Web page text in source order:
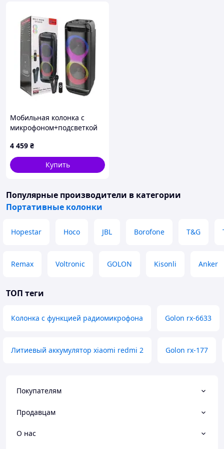
Мобильная колонка с
микрофоном+подсветкой
4 459 ₴
Купить
Популярные производители в категории
Портативные колонки
Hopestar Hoco JBL Borofone T&G
Remax Voltronic GOLON Kisonli Anker
ТОП теги
Колонка с функцией радиомикрофона Golon rx-6633
Литиевый аккумулятор xiaomi redmi 2 Golon rx-177
Покупателям
Продавцам
О нас